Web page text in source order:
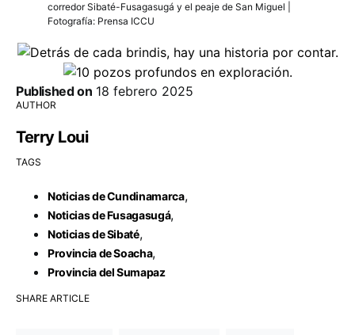
corredor Sibaté-Fusagasugá y el peaje de San Miguel |
Fotografía: Prensa ICCU
Published on 18 febrero 2025
AUTHOR
Terry Loui
TAGS
Noticias de Cundinamarca,
Noticias de Fusagasugá,
Noticias de Sibaté,
Provincia de Soacha,
Provincia del Sumapaz
SHARE ARTICLE